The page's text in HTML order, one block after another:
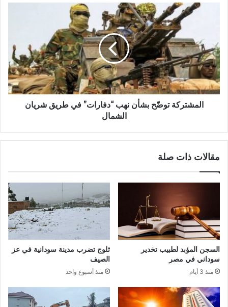
المشتركة
“دفارات”
في
طريق
شريان
الشمال
المشتركة توضّح بشأن نهب “دفارات” في طريق شريان
الشمال
مقالات ذات صلة
السجن المؤبد لطبيب تخدير
سوداني في مصر
منذ 3 أيام
ثلوج تضرب مدينة سودانية في عز
الصيف
منذ أسبوع واحد